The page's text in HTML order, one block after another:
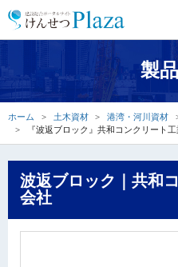
製
ホーム 土木資材 港湾・河川資材
『波返ブロック』共和コンクリート
波返ブロック｜共和
会社